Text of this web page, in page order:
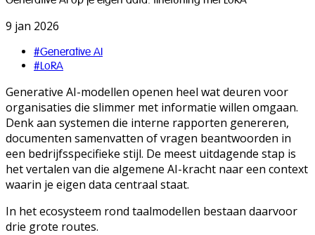
9 jan 2026
#Generative AI
#LoRA
Generative AI-modellen openen heel wat deuren voor
organisaties die slimmer met informatie willen omgaan.
Denk aan systemen die interne rapporten genereren,
documenten samenvatten of vragen beantwoorden in
een bedrijfsspecifieke stijl. De meest uitdagende stap is
het vertalen van die algemene AI-kracht naar een context
waarin je eigen data centraal staat.
In het ecosysteem rond taalmodellen bestaan daarvoor
drie grote routes.